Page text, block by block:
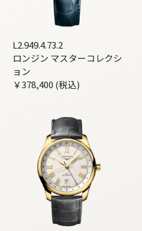
L2.949.4.73.2
ロンジン マスターコレクシ
ョン
￥378,400 (税込)